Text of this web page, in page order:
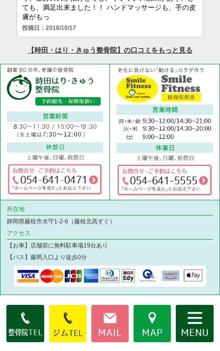
所在地
静岡県藤枝市水守1-2-6（藤枝北高すぐ）
アクセス
【お車】店舗前に無料駐車場19台あり
【バス】藤岡入口より徒歩0分